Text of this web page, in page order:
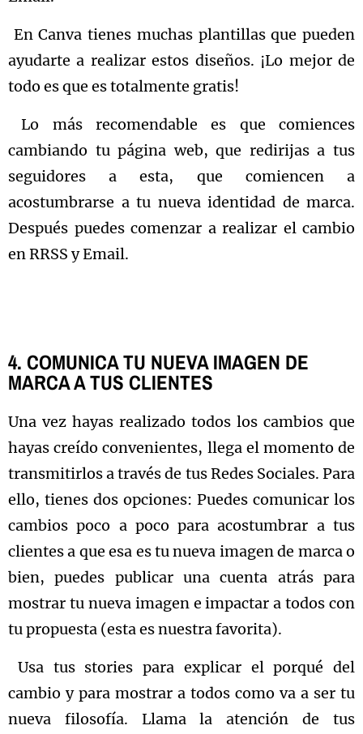
En Canva tienes muchas plantillas que pueden
ayudarte a realizar estos diseños. ¡Lo mejor de
todo es que es totalmente gratis!
Lo más recomendable es que comiences
cambiando tu página web, que redirijas a tus
seguidores a esta, que comiencen a
acostumbrarse a tu nueva identidad de marca.
Después puedes comenzar a realizar el cambio
en RRSS y Email.
4. COMUNICA TU NUEVA IMAGEN DE
MARCA A TUS CLIENTES
Una vez hayas realizado todos los cambios que
hayas creído convenientes, llega el momento de
transmitirlos a través de tus Redes Sociales. Para
ello, tienes dos opciones: Puedes comunicar los
cambios poco a poco para acostumbrar a tus
clientes a que esa es tu nueva imagen de marca o
bien, puedes publicar una cuenta atrás para
mostrar tu nueva imagen e impactar a todos con
tu propuesta (esta es nuestra favorita).
Usa tus stories para explicar el porqué del
cambio y para mostrar a todos como va a ser tu
nueva filosofía. Llama la atención de tus